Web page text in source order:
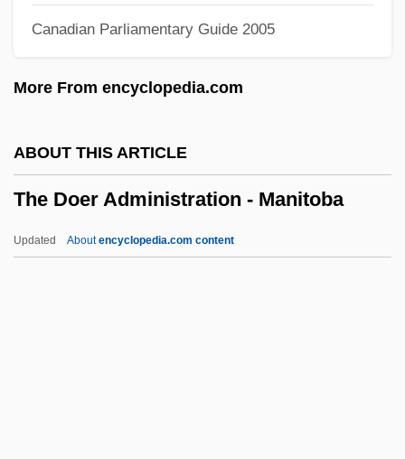
Canadian Parliamentary Guide 2005
More From encyclopedia.com
ABOUT THIS ARTICLE
The Doer Administration - Manitoba
Updated Aboutencyclopedia.com content
The Distinguished Gentleman
The Disenchantments Of Love
The Discovery Program
The Discovery Of Vitamins And Their